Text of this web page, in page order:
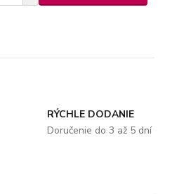
RÝCHLE DODANIE
Doručenie do 3 až 5 dní